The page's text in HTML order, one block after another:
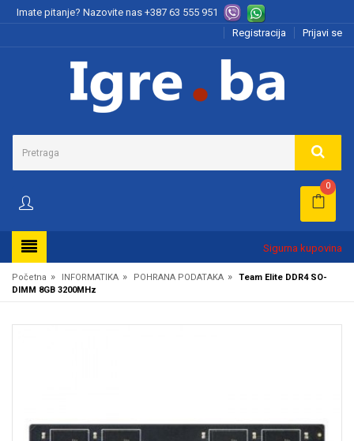
Imate pitanje? Nazovite nas +387 63 555 951
Registracija
Prijavi se
0
Sigurna kupovina
Početna » INFORMATIKA » POHRANA PODATAKA »
Team Elite DDR4 SO-
DIMM 8GB 3200MHz